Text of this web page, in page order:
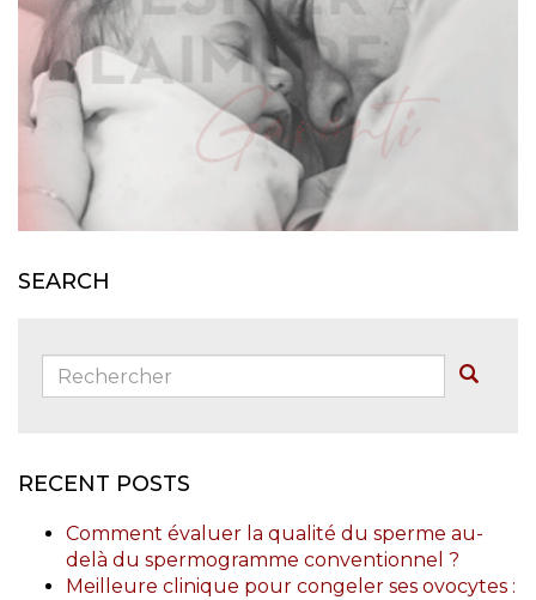
SEARCH
Rechercher:
RECENT POSTS
Comment évaluer la qualité du sperme au-
delà du spermogramme conventionnel ?
Meilleure clinique pour congeler ses ovocytes :